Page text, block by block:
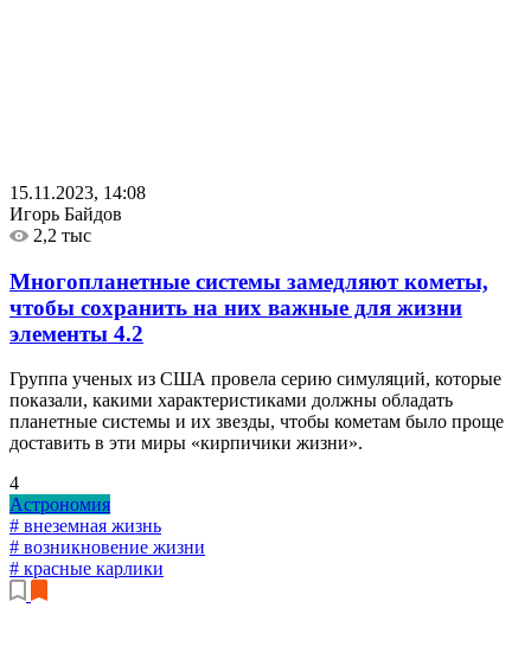
15.11.2023, 14:08
Игорь Байдов
2,2 тыс
Многопланетные системы замедляют кометы,
чтобы сохранить на них важные для жизни
элементы 4.2
Группа ученых из США провела серию симуляций, которые
показали, какими характеристиками должны обладать
планетные системы и их звезды, чтобы кометам было проще
доставить в эти миры «кирпичики жизни».
4
Астрономия
# внеземная жизнь
# возникновение жизни
# красные карлики